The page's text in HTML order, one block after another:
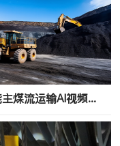
智能主煤流运输AI视频分析